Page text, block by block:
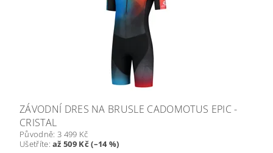
ZÁVODNÍ DRES NA BRUSLE CADOMOTUS EPIC -
CRISTAL
Původně: 3 499 Kč
Ušetříte:až 509 Kč (–14 %)